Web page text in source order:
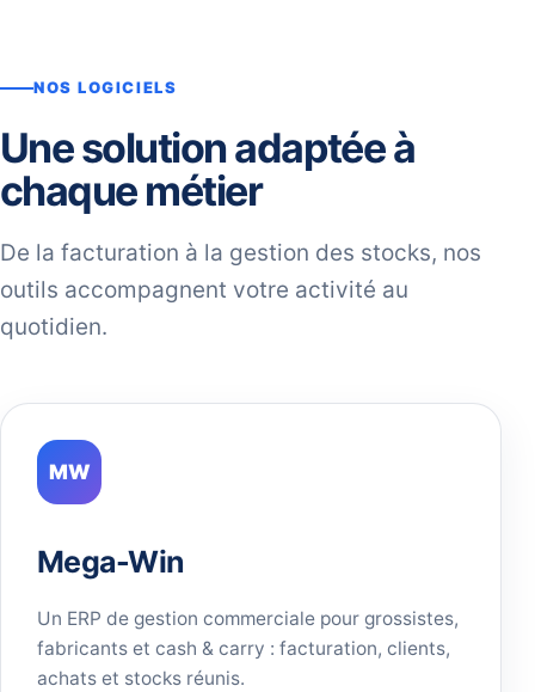
NOS LOGICIELS
Une solution adaptée à
chaque métier
De la facturation à la gestion des stocks, nos
outils accompagnent votre activité au
quotidien.
MW
Mega-Win
Un ERP de gestion commerciale pour grossistes,
fabricants et cash & carry : facturation, clients,
achats et stocks réunis.